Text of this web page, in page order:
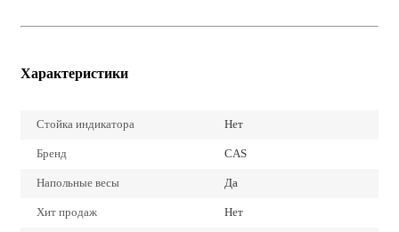
Характеристики
Стойка индикатора Нет
Бренд CAS
Напольные весы Да
Хит продаж Нет